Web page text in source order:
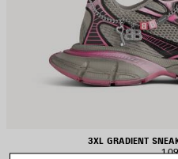
3XL GRADIENT
1